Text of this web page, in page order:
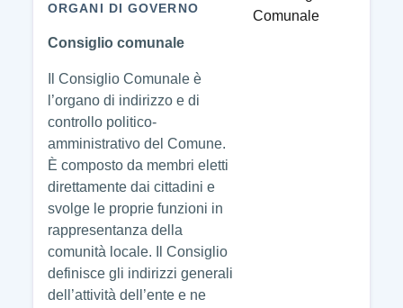
ORGANI DI GOVERNO
Consiglio comunale
Il Consiglio Comunale è
l’organo di indirizzo e di
controllo politico-
amministrativo del Comune.
È composto da membri eletti
direttamente dai cittadini e
svolge le proprie funzioni in
rappresentanza della
comunità locale. Il Consiglio
definisce gli indirizzi generali
dell’attività dell’ente e ne